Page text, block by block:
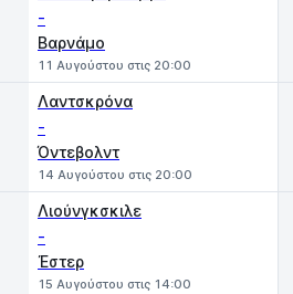
-
Βαρνάμο
11 Αυγούστου στις 20:00
Λαντσκρόνα
-
Όντεβολντ
14 Αυγούστου στις 20:00
Λιούνγκσκιλε
-
Έστερ
15 Αυγούστου στις 14:00